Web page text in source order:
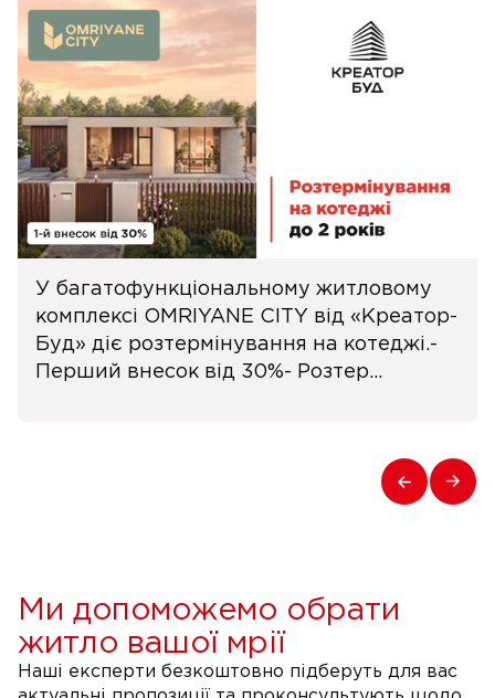
У багатофункціональному житловому
комплексі OMRIYANE CITY від «Креатор-
Буд» діє розтермінування на котеджі.-
Перший внесок від 30%- Розтер...
Ми допоможемо обрати
житло вашої мрії
Наші експерти безкоштовно підберуть для вас